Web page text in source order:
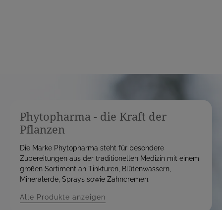
Phytopharma - die Kraft der
Pflanzen
Die Marke Phytopharma steht für besondere
Zubereitungen aus der traditionellen Medizin mit einem
großen Sortiment an Tinkturen, Blütenwassern,
Mineralerde, Sprays sowie Zahncremen.
Alle Produkte anzeigen